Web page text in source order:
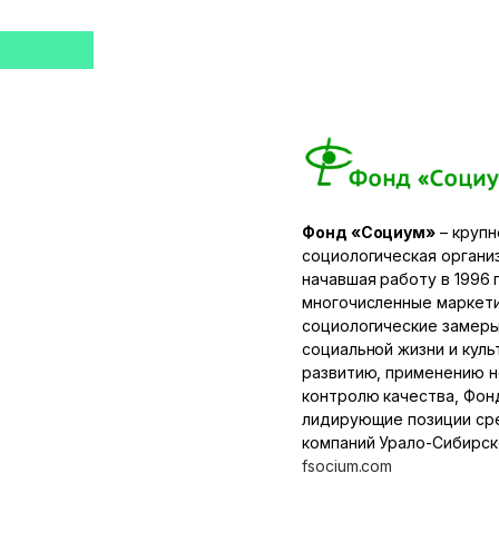
Фонд «Социум» –
социологическая
начавшая работу в
многочисленные
социологические
социальной жизни и
развитию, применению
контролю качества,
лидирующие позиции
компаний Урало-
fsocium.com